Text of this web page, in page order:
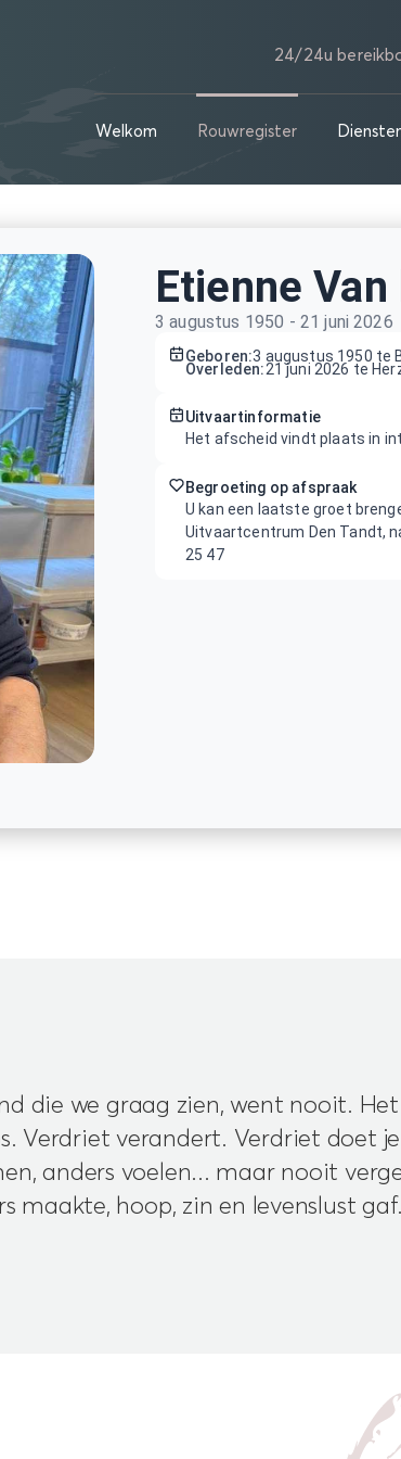
24/24u
Welkom Rouwregister
die we graag zien, went nooit.
Verdriet verandert. Verdriet doet
anders voelen... maar nooit
maakte, hoop, zin en levenslust